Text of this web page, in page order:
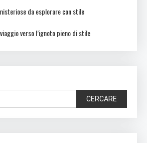
da esplorare con stile
verso l’ignoto pieno di stile
CERCARE